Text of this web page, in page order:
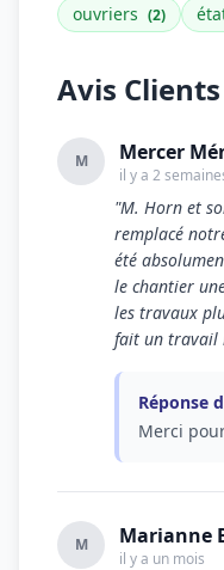
ouvriers (2)
Avis Clients
M Mercer
il y a 2
"M. Horn et
remplacé
été
le chantier
les travaux
fait un travail
Réponse
Merci
M Marianne
il y a un mois